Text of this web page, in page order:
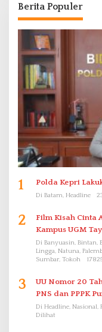
Berita Populer
1 Polda Kepri
Di Batam, Headline
2
Film Kisah Cinta
Kampus UGM
Di Banyuasin, Bintan,
Lingga, Natuna,
Sumbar, Tokoh
3
UU Nomor 20
PNS dan PPPK
Di Headline, Nasional,
Dilihat